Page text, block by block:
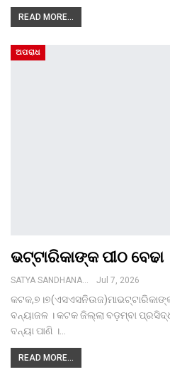
READ MORE...
ଅପରାଧ
ଭଟ୍ଟାରିକାଙ୍କ ପୀଠ ବେଢା
SATYA SANDHANA DESK Jul 7, 2026
ବନ୍ୟାଜଳ । କଟକ ଜିଲ୍ଲା ବଡ଼ମ୍ବା
ବନ୍ୟା ପାଣି ।…
READ MORE...